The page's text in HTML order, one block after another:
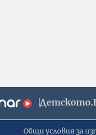
Общи условия за